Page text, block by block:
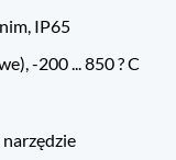
IP65
-200 ... 850 ? C